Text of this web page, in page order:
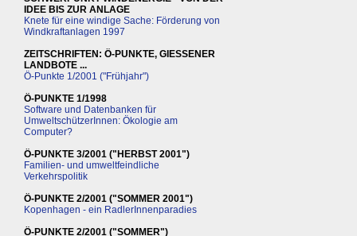
IDEE BIS ZUR ANLAGE
Knete für eine windige Sache: Förderung von
Windkraftanlagen 1997
ZEITSCHRIFTEN: Ö-PUNKTE, GIESSENER
LANDBOTE ...
Ö-Punkte 1/2001 ("Frühjahr")
Ö-PUNKTE 1/1998
Software und Datenbanken für
UmweltschützerInnen: Ökologie am
Computer?
Ö-PUNKTE 3/2001 ("HERBST 2001")
Familien- und umweltfeindliche
Verkehrspolitik
Ö-PUNKTE 2/2001 ("SOMMER 2001")
Kopenhagen - ein RadlerInnenparadies
Ö-PUNKTE 2/2001 ("SOMMER")